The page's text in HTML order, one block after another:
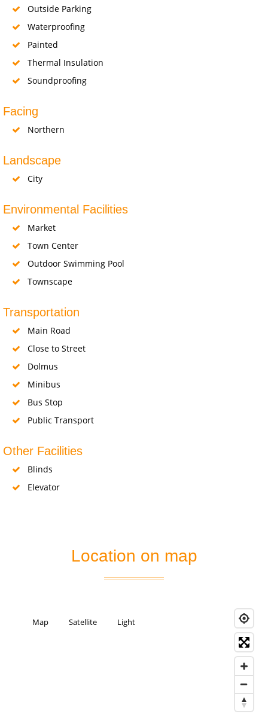
Outside Parking
Waterproofing
Painted
Thermal Insulation
Soundproofing
Facing
Northern
Landscape
City
Environmental Facilities
Market
Town Center
Outdoor Swimming Pool
Townscape
Transportation
Main Road
Close to Street
Dolmus
Minibus
Bus Stop
Public Transport
Other Facilities
Blinds
Elevator
Location on map
Map Satellite Light